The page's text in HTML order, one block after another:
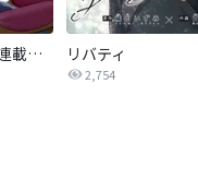
今日も佳き日【連載版】 リバティ
2,754